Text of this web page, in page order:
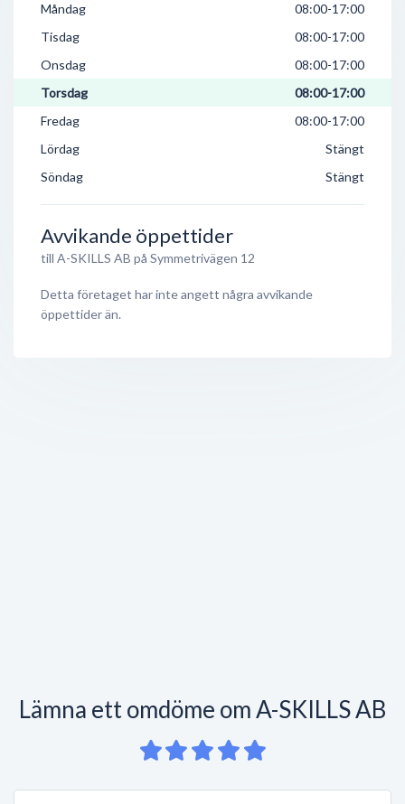
Måndag
08:00-17:00
Tisdag
08:00-17:00
Onsdag
08:00-17:00
Torsdag
08:00-17:00
Fredag
08:00-17:00
Lördag
Stängt
Söndag
Stängt
Avvikande öppettider
till A-SKILLS AB på Symmetrivägen 12
Detta företaget har inte angett några avvikande
öppettider än.
Lämna ett omdöme om A-SKILLS AB